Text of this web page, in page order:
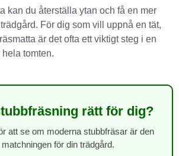
kan du återställa ytan och få en mer
För dig som vill uppnå en tät,
är det ofta ett viktigt steg i en
tomten.
rätt för dig?
att se om moderna stubbfräsar är den
för din trädgård.